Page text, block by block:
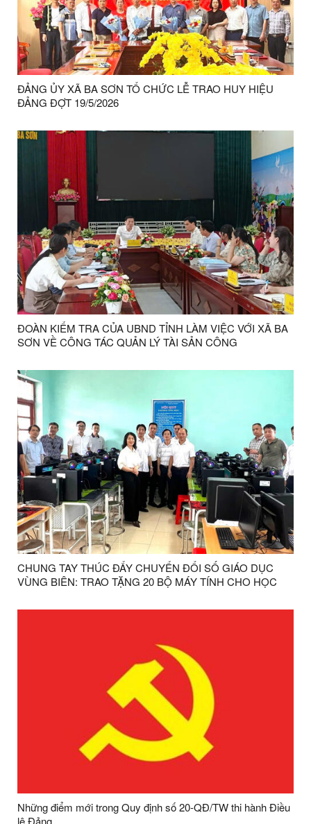
ĐẢNG ỦY XÃ BA SƠN TỔ CHỨC LỄ TRAO HUY HIỆU
ĐẢNG ĐỢT 19/5/2026
ĐOÀN KIỂM TRA CỦA UBND TỈNH LÀM VIỆC VỚI XÃ BA
SƠN VỀ CÔNG TÁC QUẢN LÝ TÀI SẢN CÔNG
CHUNG TAY THÚC ĐẨY CHUYỂN ĐỔI SỐ GIÁO DỤC
VÙNG BIÊN: TRAO TẶNG 20 BỘ MÁY TÍNH CHO HỌC
Những điểm mới trong Quy định số 20-QĐ/TW thi hành Điều
lệ Đảng